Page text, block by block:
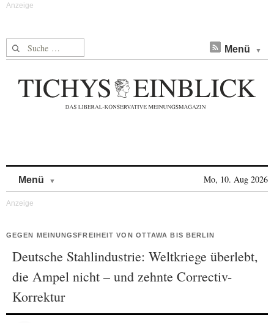
Suche nach: Menü
Menü Mo, 10. Aug 2026
GEGEN MEINUNGSFREIHEIT VON OTTAWA BIS BERLIN
Deutsche Stahlindustrie: Weltkriege überlebt,
die Ampel nicht – und zehnte Correctiv-
Korrektur